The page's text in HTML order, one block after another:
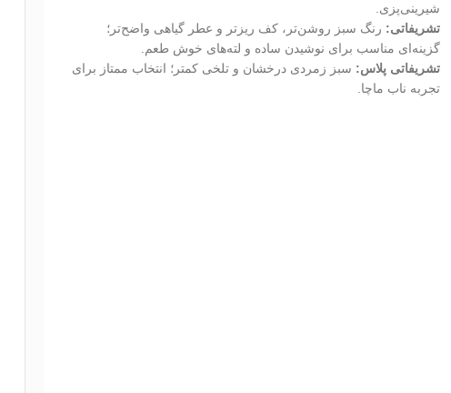
شیرینی‌پزی.
تشریفاتی: رنگ سبز روشن‌تر، کف ریزتر و عطر گیاهی واضح‌تر؛
گزینه‌ای مناسب برای نوشیدن ساده و لته‌های خوش طعم.
تشریفاتی پلاس: سبز زمردی درخشان و تلخی کمتر؛ انتخاب ممتاز برای
تجربه ناب ماچا.